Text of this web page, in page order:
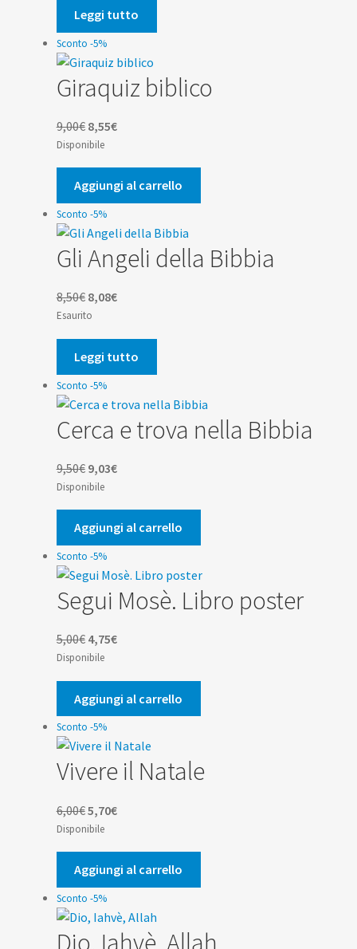
era:
10,00€.
è:
9,50€.
Leggi tutto
Sconto -5%
Giraquiz biblico
9,00€ Il
prezzo
originale
era:
9,00€.
8,55€Il
attuale
è:
8,55€.
Disponibile
Aggiungi al carrello
Sconto -5%
Gli Angeli della Bibbia
8,50€ Il
prezzo
originale
era:
8,50€.
8,08€Il
attuale
è:
8,08€.
Esaurito
Leggi tutto
Sconto -5%
Cerca e trova nella Bibbia
9,50€ Il
prezzo
originale
era:
9,50€.
9,03€Il
attuale
è:
9,03€.
Disponibile
Aggiungi al carrello
Sconto -5%
Segui Mosè. Libro poster
5,00€ Il
prezzo
originale
era:
5,00€.
4,75€Il
attuale
è:
4,75€.
Disponibile
Aggiungi al carrello
Sconto -5%
Vivere il Natale
6,00€ Il
prezzo
originale
era:
6,00€.
5,70€Il
attuale
è:
5,70€.
Disponibile
Aggiungi al carrello
Sconto -5%
Dio, Iahvè, Allah